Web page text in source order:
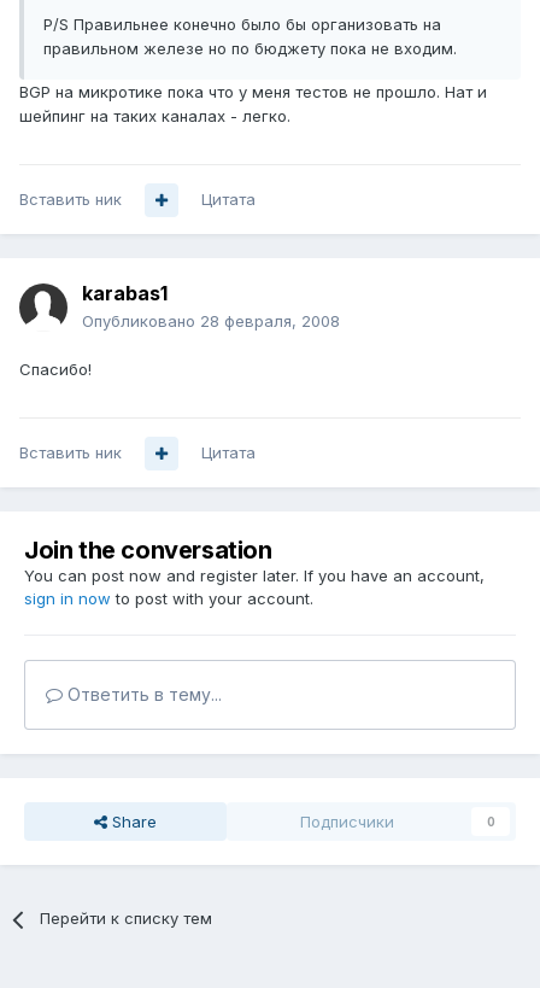
P/S Правильнее конечно было бы организовать на
правильном железе но по бюджету пока не входим.
BGP на микротике пока что у меня тестов не прошло. Нат и
шейпинг на таких каналах - легко.
Вставить ник Цитата
karabas1
Опубликовано 28 февраля, 2008
Спасибо!
Вставить ник Цитата
Join the conversation
You can post now and register later. If you have an account,
sign in now to post with your account.
Ответить в тему...
Share Подписчики 0
Перейти к списку тем